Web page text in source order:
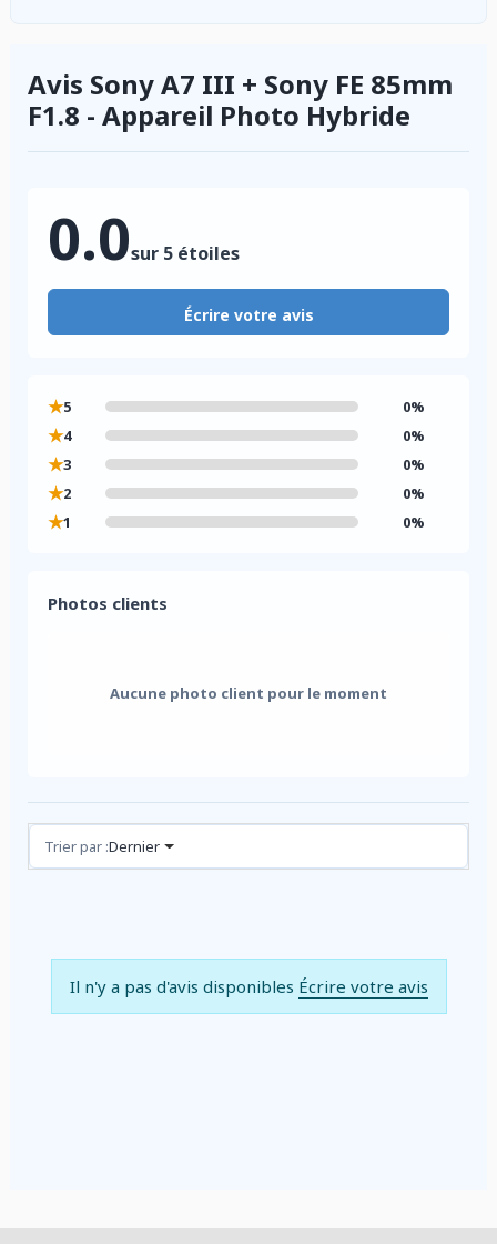
Avis Sony A7 III + Sony FE 85mm
F1.8 - Appareil Photo Hybride
0.0sur 5 étoiles
Écrire votre avis
★5 0%
★4 0%
★3 0%
★2 0%
★1 0%
Photos clients
Aucune photo client pour le moment
Avis (0)
Trier par :Dernier
Il n'y a pas d'avis disponibles Écrire votre avis